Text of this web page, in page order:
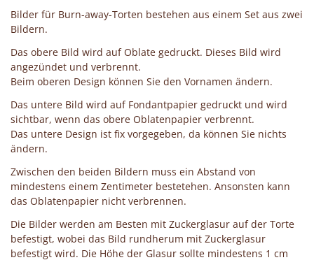
Bilder für Burn-away-Torten bestehen aus einem Set aus zwei
Bildern.
Das obere Bild wird auf Oblate gedruckt. Dieses Bild wird
angezündet und verbrennt.
Beim oberen Design können Sie den Vornamen ändern.
Das untere Bild wird auf Fondantpapier gedruckt und wird
sichtbar, wenn das obere Oblatenpapier verbrennt.
Das untere Design ist fix vorgegeben, da können Sie nichts
ändern.
Zwischen den beiden Bildern muss ein Abstand von
mindestens einem Zentimeter bestetehen. Ansonsten kann
das Oblatenpapier nicht verbrennen.
Die Bilder werden am Besten mit Zuckerglasur auf der Torte
befestigt, wobei das Bild rundherum mit Zuckerglasur
befestigt wird. Die Höhe der Glasur sollte mindestens 1 cm